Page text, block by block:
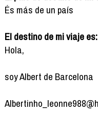
És más de un país
El destino de mi viaje es:
Hola,
soy Albert de Barcelona